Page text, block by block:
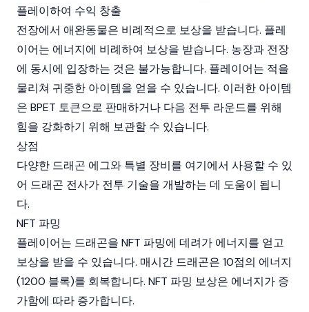
플레이하여 수익 창출
전장에서 애완동물은 비례적으로 보상을 받습니다. 플레
이어는 에너지에 비례하여 보상을 받습니다. 농장과 전장
에 동시에 입장하는 것은 불가능합니다. 플레이어는 적을
물리쳐 귀중한 아이템을 얻을 수 있습니다. 이러한 아이템
은 BPET 토큰으로 판매하거나 다음 전투 라운드를 위해
힘을 강화하기 위해 보관할 수 있습니다.
상점
다양한 드래곤 에그와 특별 장비를 여기에서 사용할 수 있
어 드래곤 전사가 전투 기술을 개발하는 데 도움이 됩니
다.
NFT 파밍
플레이어는 드래곤을 NFT 파밍에 데려가 에너지를 얻고
보상을 받을 수 있습니다. 매시간 드래곤은 10점의 에너지
(1200 블록)를 회복합니다. NFT 파밍 보상은 에너지가 증
가함에 따라 증가합니다.